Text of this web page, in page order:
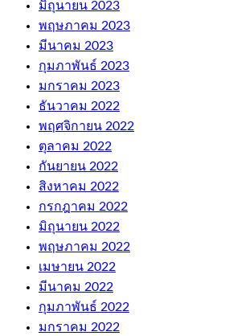
มิถุนายน 2023
พฤษภาคม 2023
มีนาคม 2023
กุมภาพันธ์ 2023
มกราคม 2023
ธันวาคม 2022
พฤศจิกายน 2022
ตุลาคม 2022
กันยายน 2022
สิงหาคม 2022
กรกฎาคม 2022
มิถุนายน 2022
พฤษภาคม 2022
เมษายน 2022
มีนาคม 2022
กุมภาพันธ์ 2022
มกราคม 2022